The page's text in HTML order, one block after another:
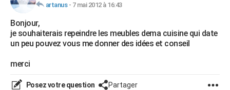
Essais
Réserver un essai
Citadines
Berlines
SUV
Forum auto
HIGH-TECH
Mobiles
Meilleur smartphone
Internet
Ordinateurs
Jeux vidéo
Guide high-tech
+
BRICOLAGE
LIFESTYLE
artanus- 7 mai 2012 à 16:43
Bonjour,
je souhaiterais repeindre les meubles dema cuisine qui date
un peu pouvez vous me donner des idées et conseil
merci
Posez votre question Partager